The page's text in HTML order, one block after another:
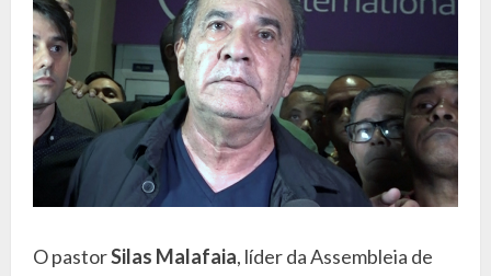
O pastorSilas Malafaia, líder da Assembleia de